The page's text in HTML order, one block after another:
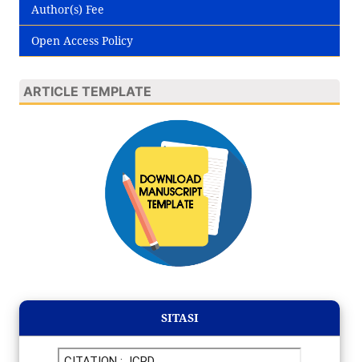
Author(s) Fee
Open Access Policy
ARTICLE TEMPLATE
SITASI